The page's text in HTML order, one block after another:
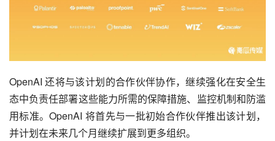
OpenAI 还将与该计划的合作伙伴协作，继续强化在安全生
态中负责任部署这些能力所需的保障措施、监控机制和防滥
用标准。OpenAI 将首先与一批初始合作伙伴推出该计划，
并计划在未来几个月继续扩展到更多组织。